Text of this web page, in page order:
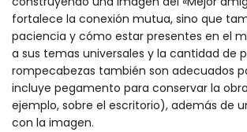
fortalece la conexión mutua, sino que
paciencia y cómo estar presentes en el
a sus temas universales y la cantidad de
rompecabezas también son adecuados
incluye pegamento para conservar la
ejemplo, sobre el escritorio), además de
con la imagen.